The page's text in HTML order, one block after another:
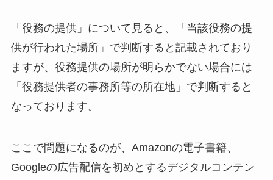
「役務の提供」について見ると、「当該役務の提
供が行われた場所」で判断すると記載されており
ますが、役務提供の場所が明らかでない場合には
「役務提供者の事務所等の所在地」で判断すると
なっております。
ここで問題になるのが、Amazonの電子書籍、
Googleの広告配信を初めとするデジタルコンテン